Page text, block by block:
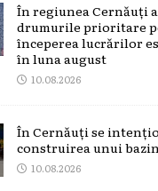
În regiunea Cernăuți
drumurile prioritare
începerea lucrărilor
în luna august
10.08.2026
În Cernăuți se
construirea unui
10.08.2026